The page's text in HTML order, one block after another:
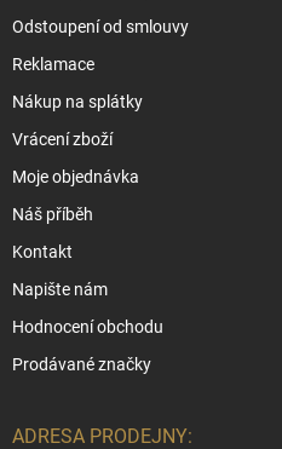
Odstoupení od smlouvy
Reklamace
Nákup na splátky
Vrácení zboží
Moje objednávka
Náš příběh
Kontakt
Napište nám
Hodnocení obchodu
Prodávané značky
ADRESA PRODEJNY: